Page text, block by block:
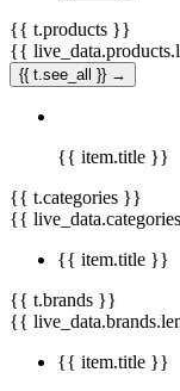
{{ t.products }}
{{
{{ t.see_all }} →
{{ item.title }}
{{ t.categories }}
{{
{{ item.title }}
{{ t.brands }}
{{
{{ item.title }}